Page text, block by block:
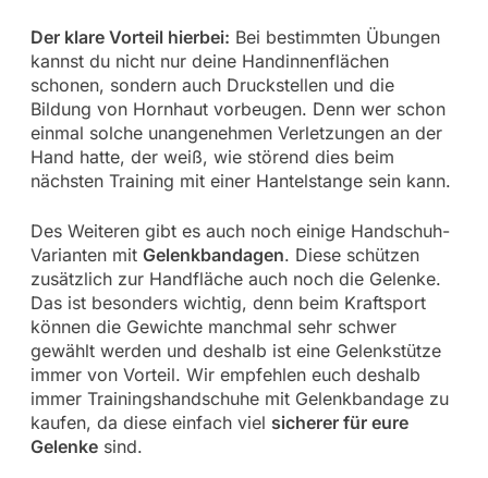
Der klare Vorteil hierbei: Bei bestimmten Übungen
kannst du nicht nur deine Handinnenflächen
schonen, sondern auch Druckstellen und die
Bildung von Hornhaut vorbeugen. Denn wer schon
einmal solche unangenehmen Verletzungen an der
Hand hatte, der weiß, wie störend dies beim
nächsten Training mit einer Hantelstange sein kann.
Des Weiteren gibt es auch noch einige Handschuh-
Varianten mit Gelenkbandagen. Diese schützen
zusätzlich zur Handfläche auch noch die Gelenke.
Das ist besonders wichtig, denn beim Kraftsport
können die Gewichte manchmal sehr schwer
gewählt werden und deshalb ist eine Gelenkstütze
immer von Vorteil. Wir empfehlen euch deshalb
immer Trainingshandschuhe mit Gelenkbandage zu
kaufen, da diese einfach viel sicherer für eure
Gelenkesind.